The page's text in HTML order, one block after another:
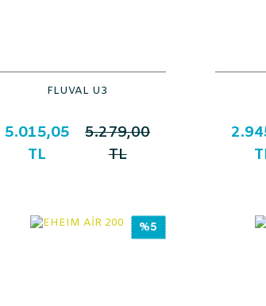
FLUVAL U3
5.015,05
TL
5.279,00
TL
%5